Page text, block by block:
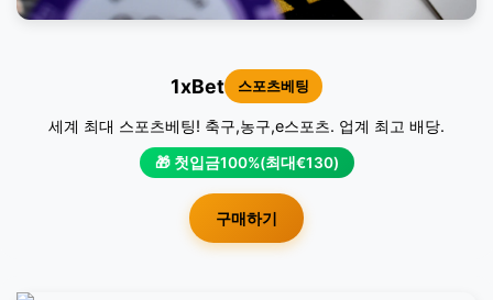
1xBet 스포츠베팅
세계 최대 스포츠베팅! 축구,농구,e스포츠. 업계 최고 배당.
🎁 첫입금100%(최대€130)
구매하기